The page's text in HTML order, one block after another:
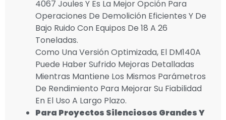
4067 Joules Y Es La Mejor Opción Para
Operaciones De Demolición Eficientes Y De
Bajo Ruido Con Equipos De 18 A 26
Toneladas.
Como Una Versión Optimizada, El DM140A
Puede Haber Sufrido Mejoras Detalladas
Mientras Mantiene Los Mismos Parámetros
De Rendimiento Para Mejorar Su Fiabilidad
En El Uso A Largo Plazo.
Para Proyectos Silenciosos Grandes Y